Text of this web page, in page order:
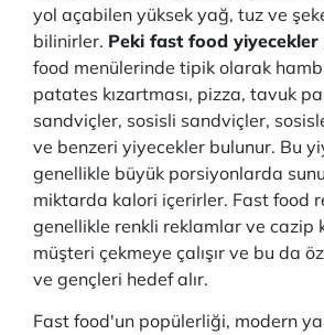
yol açabilen yüksek yağ, tuz ve
bilinirler. Peki fast food yiyecekler
food menülerinde tipik olarak
patates kızartması, pizza, tavuk
sandviçler, sosisli sandviçler,
ve benzeri yiyecekler bulunur. Bu
genellikle büyük porsiyonlarda
miktarda kalori içerirler. Fast food
genellikle renkli reklamlar ve cazip
müşteri çekmeye çalışır ve bu da
ve gençleri hedef alır.
Fast food'un popülerliği, modern